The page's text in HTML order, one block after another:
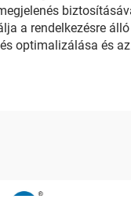
a rendelkezésre
optimalizálása és